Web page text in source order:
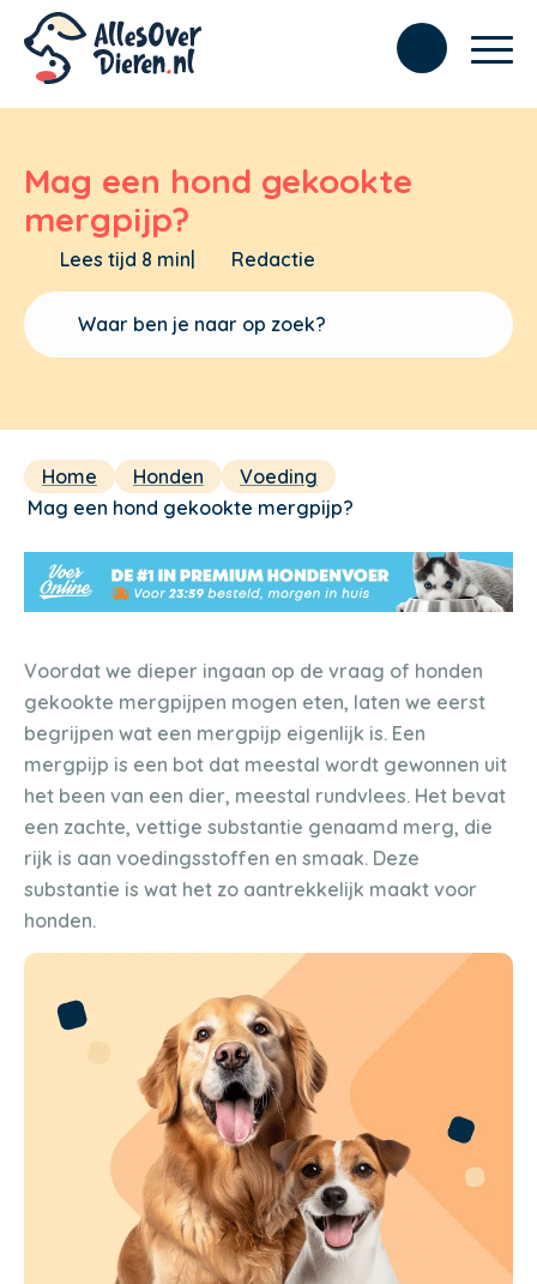
Mag een hond gekookte
mergpijp?
Lees tijd 8 min| Redactie
Home Honden
Voeding
Mag een hond gekookte mergpijp?
Voordat we dieper ingaan op de vraag of honden
gekookte mergpijpen mogen eten, laten we eerst
begrijpen wat een mergpijp eigenlijk is. Een
mergpijp is een bot dat meestal wordt gewonnen uit
het been van een dier, meestal rundvlees. Het bevat
een zachte, vettige substantie genaamd merg, die
rijk is aan voedingsstoffen en smaak. Deze
substantie is wat het zo aantrekkelijk maakt voor
honden.